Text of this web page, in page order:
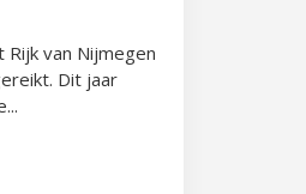
Rijk van Nijmegen
Dit jaar